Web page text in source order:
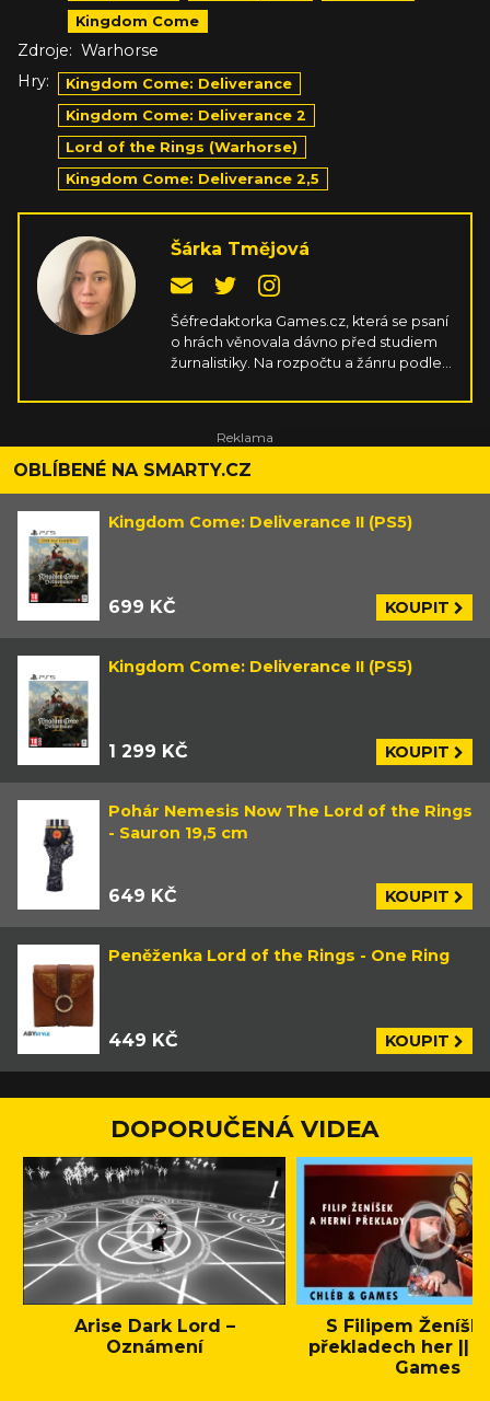
Kingdom Come
Zdroje: Warhorse
Hry:
Kingdom Come: Deliverance
Kingdom Come: Deliverance 2
Lord of the Rings (Warhorse)
Kingdom Come: Deliverance 2,5
Šárka Tmějová
Šéfredaktorka Games.cz, která se psaní
o hrách věnovala dávno před studiem
žurnalistiky. Na rozpočtu a žánru podle
především srdíčko, ale skvělá hratelnost
na gamepadu, jen aby si nemusela
pořád kupovat nové PC komponenty.
OBLÍBENÉ NA SMARTY.CZ
Kingdom Come: Deliverance II (PS5)
699 KČ KOUPIT
Kingdom Come: Deliverance II (PS5)
1 299 KČ KOUPIT
Pohár Nemesis Now The Lord of the Rings
- Sauron 19,5 cm
649 KČ KOUPIT
Peněženka Lord of the Rings - One Ring
449 KČ KOUPIT
DOPORUČENÁ VIDEA
Arise Dark Lord –
Oznámení
S Filipem
překladech her ||
Games